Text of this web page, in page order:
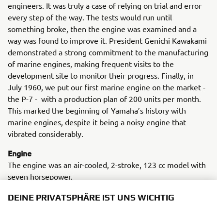
engineers. It was truly a case of relying on trial and error
every step of the way. The tests would run until
something broke, then the engine was examined and a
way was found to improve it. President Genichi Kawakami
demonstrated a strong commitment to the manufacturing
of marine engines, making frequent visits to the
development site to monitor their progress. Finally, in
July 1960, we put our first marine engine on the market -
the P-7 - with a production plan of 200 units per month.
This marked the beginning of Yamaha’s history with
marine engines, despite it being a noisy engine that
vibrated considerably.
Engine
The engine was an air-cooled, 2-stroke, 123 cc model with
seven horsepower.
DEINE PRIVATSPHÄRE IST UNS WICHTIG